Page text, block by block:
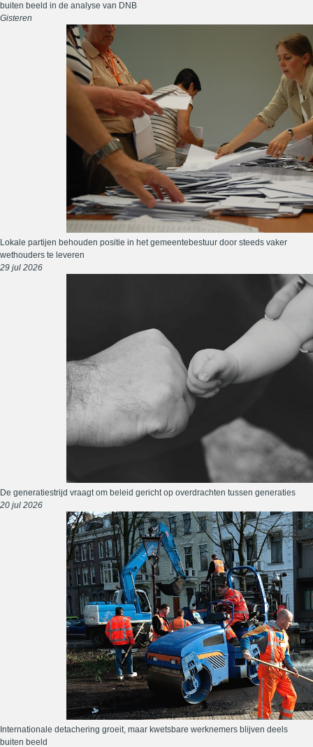
buiten beeld in de analyse van DNB
Gisteren
Lokale partijen behouden positie in het gemeentebestuur door steeds vaker
wethouders te leveren
29 jul 2026
De generatiestrijd vraagt om beleid gericht op overdrachten tussen generaties
20 jul 2026
Internationale detachering groeit, maar kwetsbare werknemers blijven deels
buiten beeld